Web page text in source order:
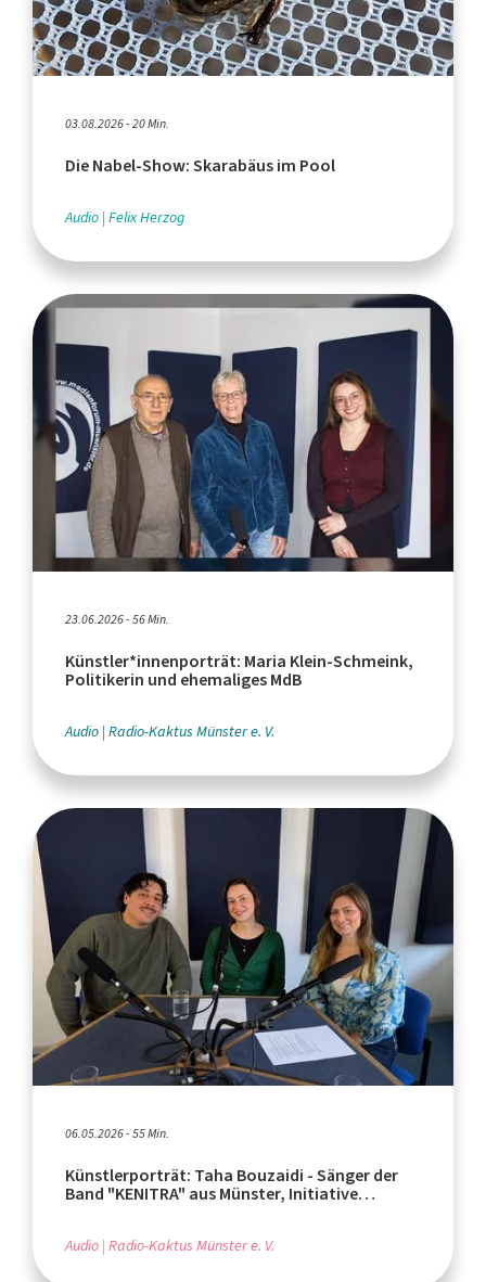
03.08.2026 - 20 Min.
Die Nabel-Show: Skarabäus im Pool
Audio Felix Herzog
23.06.2026 - 56 Min.
Künstler*innenporträt: Maria Klein-Schmeink,
Politikerin und ehemaliges MdB
Audio Radio-Kaktus Münster e. V.
06.05.2026 - 55 Min.
Künstlerporträt: Taha Bouzaidi - Sänger der
Band "KENITRA" aus Münster, Initiative
Audio Radio-Kaktus Münster e. V.